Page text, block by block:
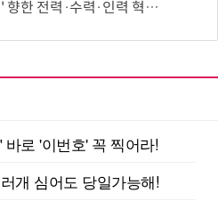
력 혁신 시동…'충남 3력 혁신 TF 회의 첫 개최